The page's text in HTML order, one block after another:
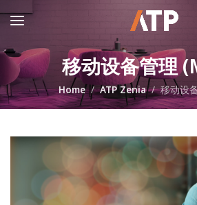
移动设备管理
Home ATP Zenia 移动设